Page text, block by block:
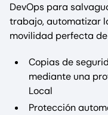
DevOps para
trabajo, automatizar
movilidad perfecta
Copias de
mediante una
Local
Protección